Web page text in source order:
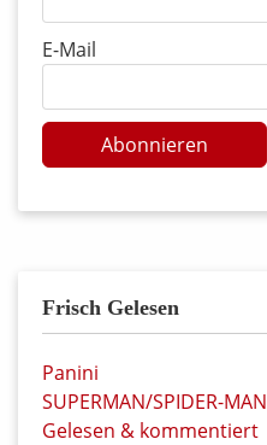
E-Mail
Abonnieren
Frisch Gelesen
Panini
SUPERMAN/SPIDER-MAN
Gelesen & kommentiert